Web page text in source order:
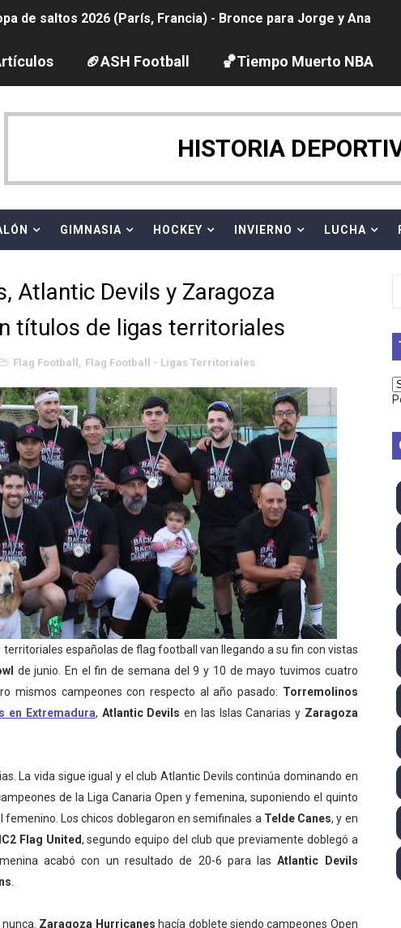
de saltos 2026 (París, Francia) - Bronce para Jorge y Ana
2026 - Etapa 6
League 2026
de pentatlón moderno 2026 (Estambul, Turquía)
de natación artística 2026 (París, Francia) - España domina
y Tavion Heights ponen fin al reinado por parejas de The
2026 - Week 10
season
para Chelsea Green, Chad Gable y Baron Corbin en SummerSlam
de MTB 2026 (Monteceneri, Suiza) - Charlie Aldridge y Sina
de remo 2026 (Varese, Italia) - Rumanía, Alemania y Gran
femenino 2026 (Tokio, Japón) - Estados Unidos invencibles, ya
el último Impact! con Jason Hotch como nuevo TNA
(Hong Kong) - La delegación italiana arrasa con 4 oros y 4
nueva monarca Intercontinental, su primer título individual en
League 2026 - Las Utah Talons son bicampeonas de la AUSL
slalom 2026 (Oklahoma City, Estados Unidos) - Miquel Travé
2026 - Tadej Pogacar entra en el selecto grupo de los
2026 - Lando Norris consigue en Hungría su primera victoria
🏈ASH Football 🏀Tiempo Muerto NBA
HISTORIA
GIMNASIA HOCKEY INVIERNO LUCHA
Atlantic Devils y Zaragoza
títulos de ligas territoriales
Flag Football , Flag Football - Ligas Territoriales
territoriales españolas de flag football van llegando a su fin con vistas
de junio. En el fin de semana del 9 y 10 de mayo tuvimos cuatro
mismos campeones con respecto al año pasado: Torremolinos
en Extremadura, Atlantic Devilsen las Islas Canarias y Zaragoza
La vida sigue igual y el club Atlantic Devils continúa dominando en
de la Liga Canaria Open y femenina, suponiendo el quinto
Los chicos doblegaron en semifinales a Telde Canes, y en
Flag United, segundo equipo del club que previamente doblegó a
acabó con un resultado de 20-6 para lasAtlantic Devils
Zaragoza Hurricanes hacía doblete siendo campeones Open